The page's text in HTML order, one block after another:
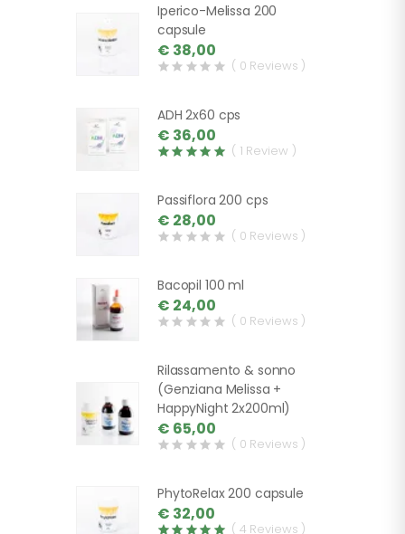
Iperico-Melissa 200
capsule
€ 38,00
( 0 Reviews )
ADH 2x60 cps
€ 36,00
( 1 Review )
Passiflora 200 cps
€ 28,00
( 0 Reviews )
Bacopil 100 ml
€ 24,00
( 0 Reviews )
Rilassamento & sonno
(Genziana Melissa +
HappyNight 2x200ml)
€ 65,00
( 0 Reviews )
PhytoRelax 200 capsule
€ 32,00
( 4 Reviews )